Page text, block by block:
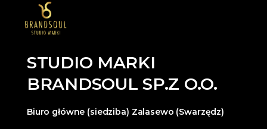
STUDIO MARKI
BRANDSOUL SP.Z O.O.
Biuro główne (siedziba) Zalasewo (Swarzędz)